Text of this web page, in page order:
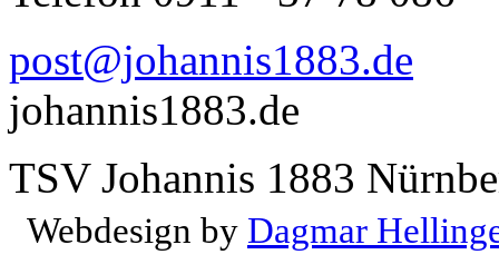
post@johannis1883.de
johannis1883.de
TSV Johannis 1883
Webdesign by Dagmar